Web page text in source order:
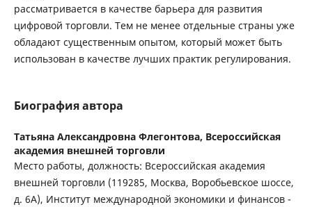
рассматривается в качестве барьера для развития
цифровой торговли. Тем не менее отдельные страны уже
обладают существенным опытом, который может быть
использован в качестве лучших практик регулирования.
Биография автора
Татьяна Александровна Флегонтова, Всероссийская
академия внешней торговли
Место работы, должность: Всероссийская академия
внешней торговли (119285, Москва, Воробьевское шоссе,
д. 6А), Институт международной экономики и финансов -